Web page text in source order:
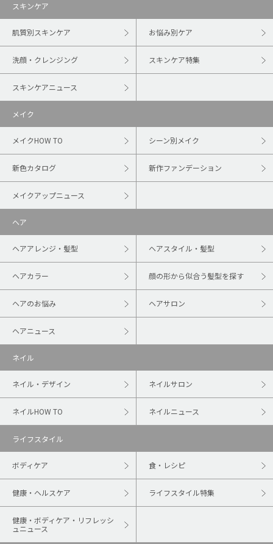
スキンケア
肌質別スキンケア お悩み別ケア
洗顔・クレンジング スキンケア特集
スキンケアニュース
メイク
メイクHOW TO シーン別メイク
新色カタログ 新作ファンデーション
メイクアップニュース
ヘア
ヘアアレンジ・髪型 ヘアスタイル・髪型
ヘアカラー 顔の形から似合う髪型を探す
ヘアのお悩み ヘアサロン
ヘアニュース
ネイル
ネイル・デザイン ネイルサロン
ネイルHOW TO ネイルニュース
ライフスタイル
ボディケア 食・レシピ
健康・ヘルスケア ライフスタイル特集
健康・ボディケア・リフレッシ
ュニュース